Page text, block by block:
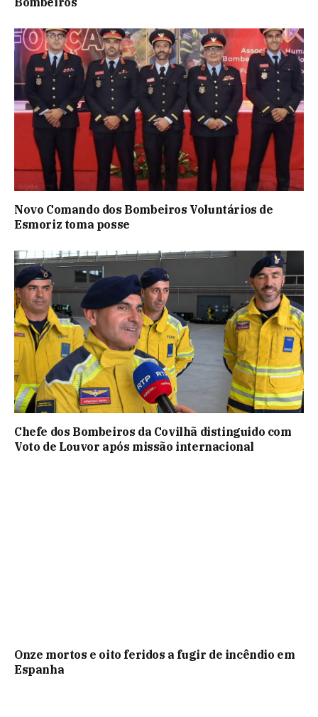
Novo Comando dos Bombeiros Voluntários de
Esmoriz toma posse
Chefe dos Bombeiros da Covilhã distinguido com
Voto de Louvor após missão internacional
Onze mortos e oito feridos a fugir de incêndio em
Espanha